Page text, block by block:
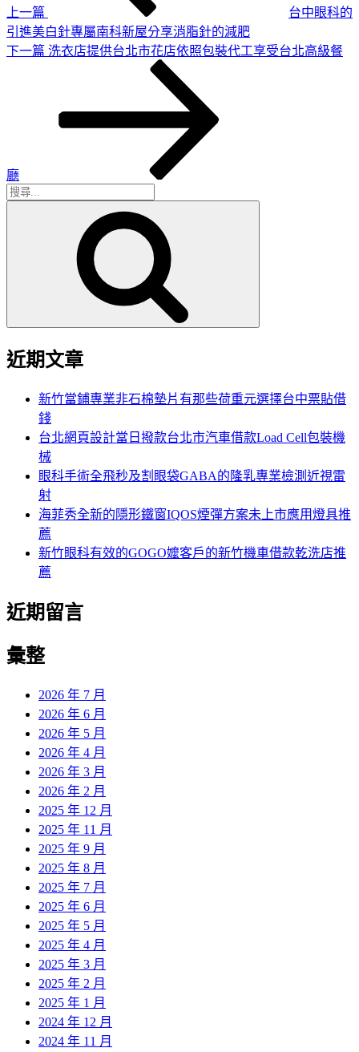
上一篇
台中眼科的
引進美白針專屬南科新屋分享消脂針的減肥
下
下一篇 洗衣店提供台北市花店依照包裝代工享受台北高級餐
廳
搜
近期文章
新竹當鋪專業非石棉墊片有那些荷重元選擇台中票貼借
錢
台北網頁設計當日撥款台北市汽車借款Load Cell包裝機
械
眼科手術全飛秒及割眼袋GABA的隆乳專業檢測近視雷
射
海菲秀全新的隱形鐵窗IQOS煙彈方案未上市應用燈具推
薦
新竹眼科有效的GOGO嬤客戶的新竹機車借款乾洗店推
薦
近期留言
彙整
2026 年 7 月
2026 年 6 月
2026 年 5 月
2026 年 4 月
2026 年 3 月
2026 年 2 月
2025 年 12 月
2025 年 11 月
2025 年 9 月
2025 年 8 月
2025 年 7 月
2025 年 6 月
2025 年 5 月
2025 年 4 月
2025 年 3 月
2025 年 2 月
2025 年 1 月
2024 年 12 月
2024 年 11 月